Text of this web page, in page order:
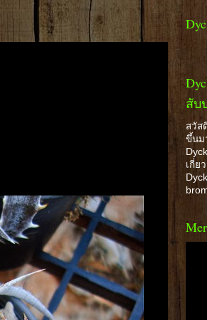
สับ
สวัส
ขึ้นม
เกี่ย